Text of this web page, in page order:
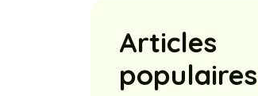
Articles
populaires